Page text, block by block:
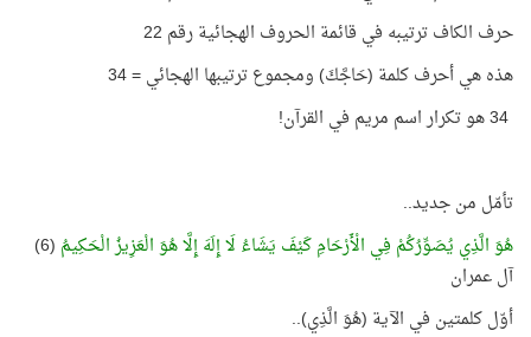
حرف الكاف ترتيبه في قائمة الحروف الهجائية رقم 22
هذه هي أحرف كلمة (حَاجَّكَ) ومجموع ترتيبها الهجائي = 34
34هو تكرار اسم مريم في القرآن!
تأمّل من جديد..
هُوَ الَّذِي يُصَوِّرُكُمْ فِي الْأَرْحَامِ كَيْفَ يَشَاءُ لَا إِلَهَ إِلَّا هُوَ الْعَزِيزُ الْحَكِيمُ
(6)
آل عمران
أوّل كلمتين في الآية (هُوَ الَّذِي)..